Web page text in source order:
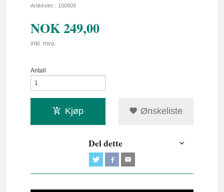
Artikkelnr.: 100809
NOK249,00
inkl. mva.
Antall
Kjøp Ønskeliste
Del dette